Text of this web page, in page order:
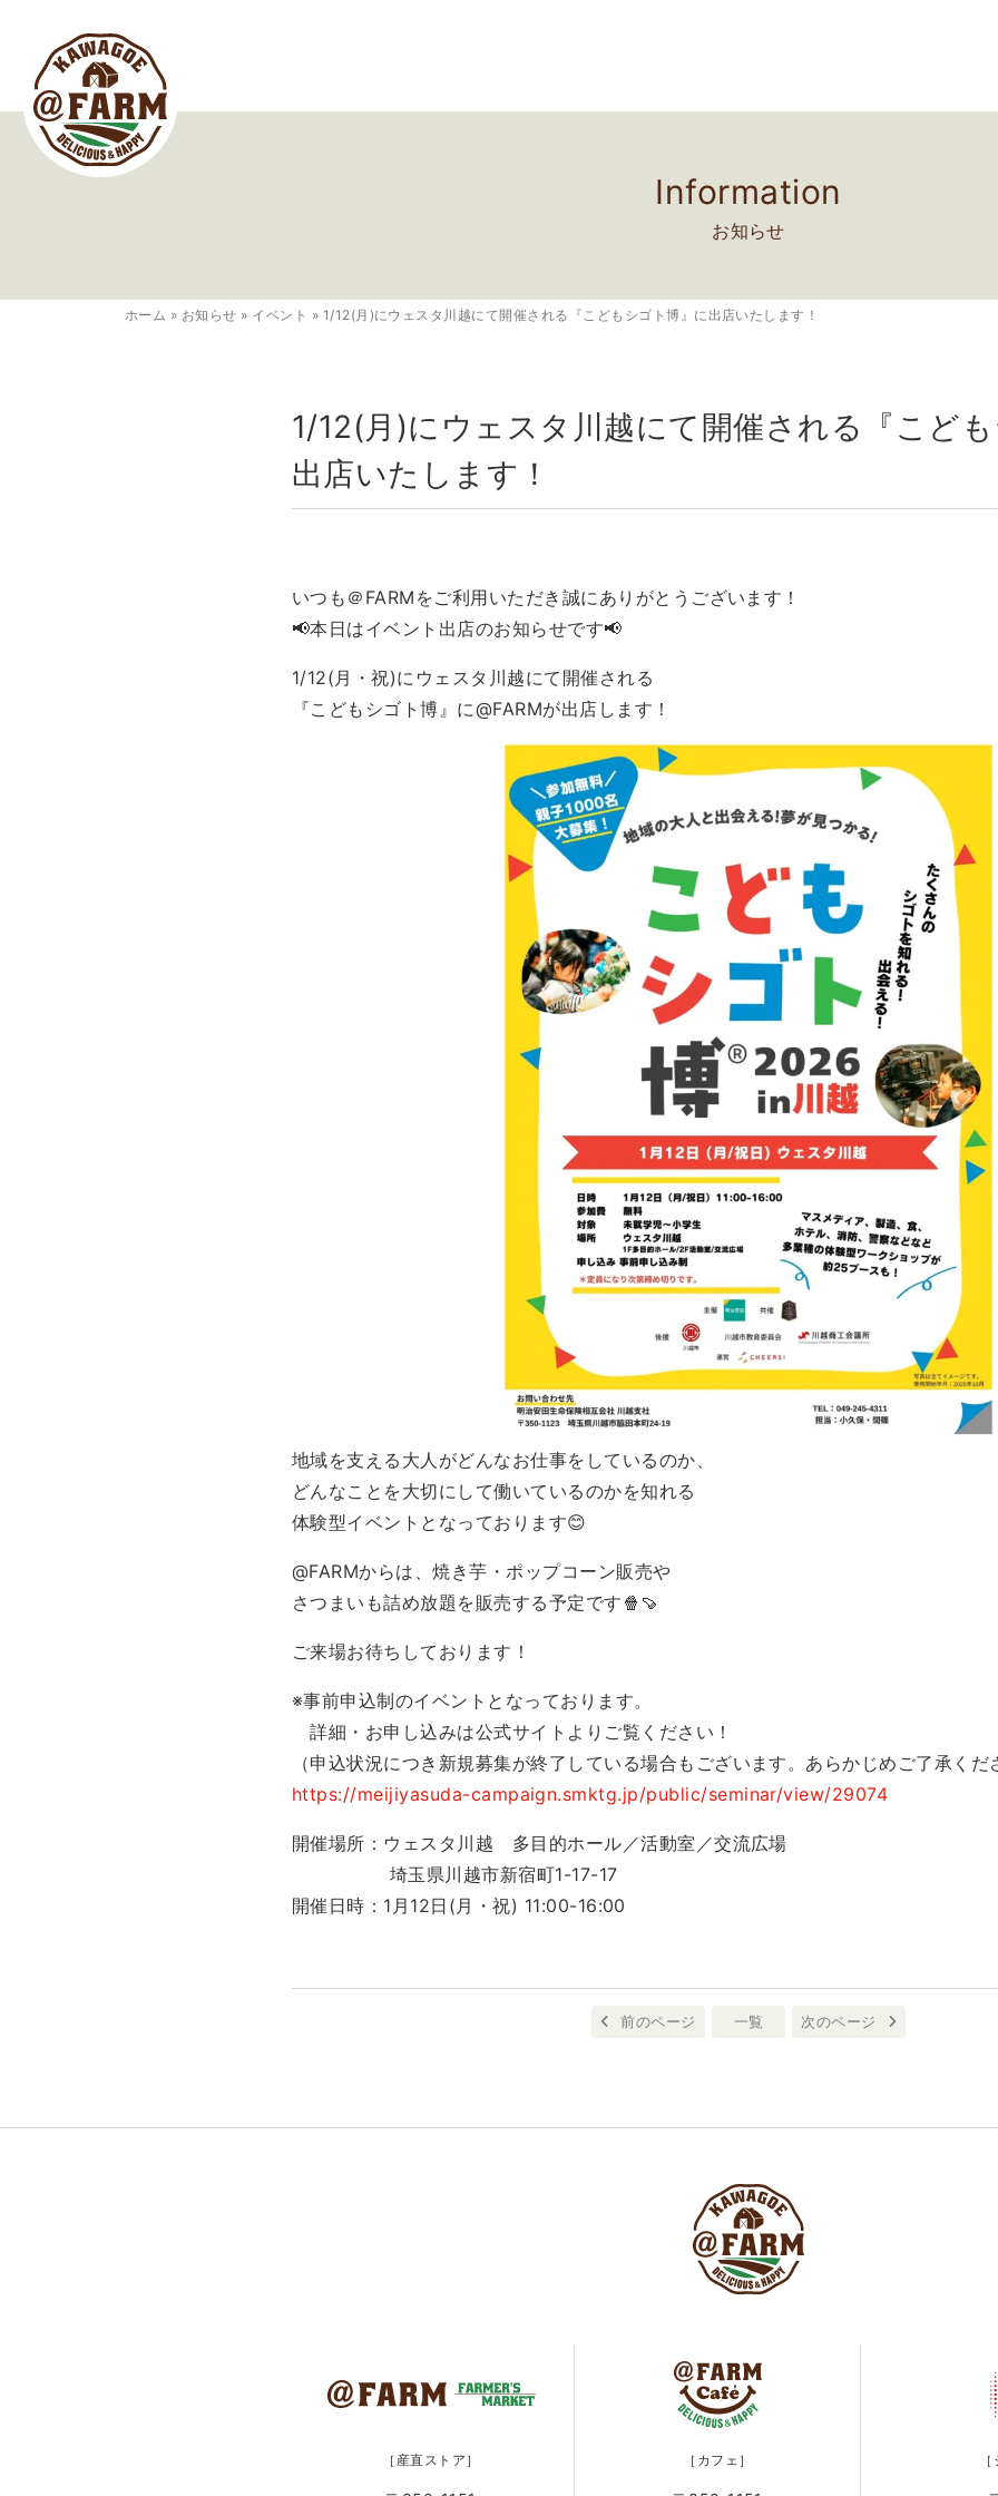
Information
お知らせ
ホーム » お知らせ » イベント » 1/12(月)にウェスタ川越にて開催される『こどもシゴト博』に出店いたします！
1/12(月)にウェスタ川越にて開催される『こど
出店いたします！
いつも＠FARMをご利用いただき誠にありがとうございます！
📢本日はイベント出店のお知らせです📢
1/12(月・祝)にウェスタ川越にて開催される
『こどもシゴト博』に@FARMが出店します！
地域を支える大人がどんなお仕事をしているのか、
どんなことを大切にして働いているのかを知れる
体験型イベントとなっております😊
@FARMからは、焼き芋・ポップコーン販売や
さつまいも詰め放題を販売する予定です🍿🍠
ご来場お待ちしております！
※事前申込制のイベントとなっております。
詳細・お申し込みは公式サイトよりご覧ください！
（申込状況につき新規募集が終了している場合もございます。あらかじめご了承くだ
https://meijiyasuda-campaign.smktg.jp/public/seminar/view/29074
開催場所：ウェスタ川越 多目的ホール／活動室／交流広場
埼玉県川越市新宿町1-17-17
開催日時：1月12日(月・祝) 11:00-16:00
前のページ 一覧 次のページ
［産直ストア］ ［カフェ］